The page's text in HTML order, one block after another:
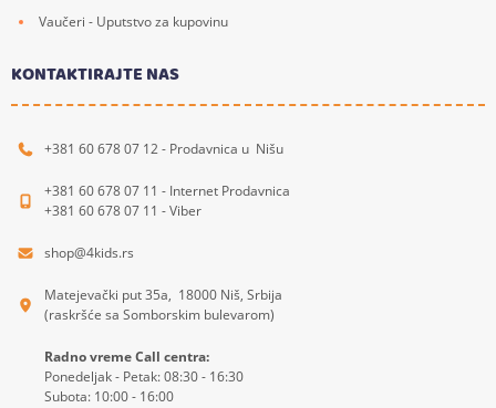
Vaučeri - Uputstvo za kupovinu
KONTAKTIRAJTE NAS
+381 60 678 07 12 - Prodavnica u Nišu
+381 60 678 07 11 - Internet Prodavnica
+381 60 678 07 11 - Viber
shop@4kids.rs
Matejevački put 35a, 18000 Niš, Srbija
(raskršće sa Somborskim bulevarom)
Radno vreme Call centra:
Ponedeljak - Petak: 08:30 - 16:30
Subota: 10:00 - 16:00